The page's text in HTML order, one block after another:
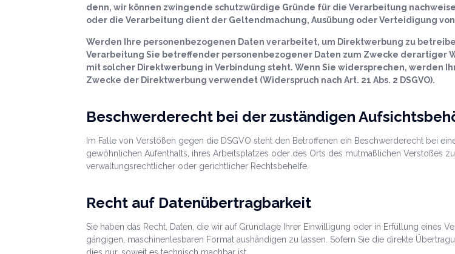
denn, wir können zwingende schutzwürdige Gründe für die Verarbeitung
oder die Verarbeitung dient der Geltendmachung, Ausübung oder Verteidigung von
Werden Ihre personenbezogenen Daten verarbeitet, um Direktwerbung zu
Verarbeitung Sie betreffender personenbezogener Daten zum Zwecke derartiger
mit solcher Direktwerbung in Verbindung steht. Wenn Sie widersprechen, werden
Zwecke der Direktwerbung verwendet (Widerspruch nach Art. 21 Abs. 2 DSGVO).
Beschwerderecht bei der zuständigen
Im Falle von Verstößen gegen die DSGVO steht den Betroffenen ein Beschwerderecht bei
gewöhnlichen Aufenthalts, ihres Arbeitsplatzes oder des Orts des mutmaßlichen Verstoßes
verwaltungsrechtlicher oder gerichtlicher Rechtsbehelfe.
Recht auf Datenübertragbarkeit
Sie haben das Recht, Daten, die wir auf Grundlage Ihrer Einwilligung oder in Erfüllung eines
gängigen, maschinenlesbaren Format aushändigen zu lassen. Sofern Sie die direkte